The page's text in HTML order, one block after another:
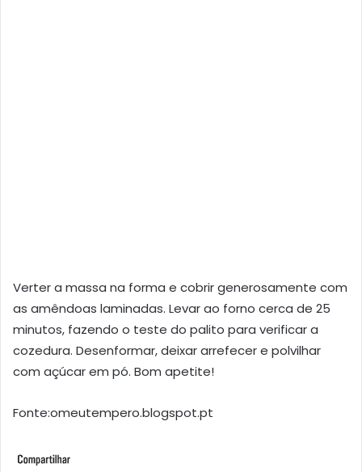
Verter a massa na forma e cobrir generosamente com
as amêndoas laminadas. Levar ao forno cerca de 25
minutos, fazendo o teste do palito para verificar a
cozedura. Desenformar, deixar arrefecer e polvilhar
com açúcar em pó. Bom apetite!
Fonte:omeutempero.blogspot.pt